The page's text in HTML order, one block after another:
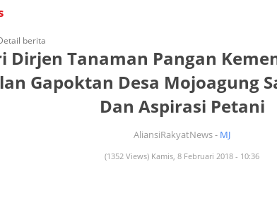
berita
Dirjen Tanaman Pangan
Gapoktan Desa Mojoagung
Dan Aspirasi Petani
AliansiRakyatNews - MJ
(1352 Views) Kamis, 8 Februari 2018 - 10:36